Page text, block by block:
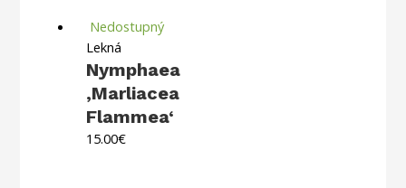
Nedostupný
Lekná
Nymphaea
‚Marliacea
Flammea‘
15.00€